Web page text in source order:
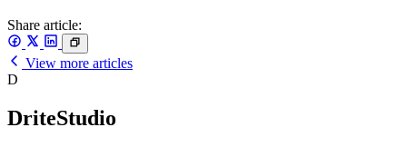
Share article:
View more articles
D
DriteStudio